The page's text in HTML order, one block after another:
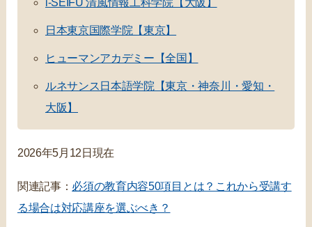
日本東京国際学院【東京】
ヒューマンアカデミー【全国】
ルネサンス日本語学院【東京・神奈川・愛知・
大阪】
2026年5月12日現在
関連記事： 必須の教育内容50項目とは？これから受講す
る場合は対応講座を選ぶべき？